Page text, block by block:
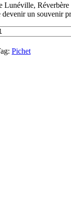
devenir un souvenir
Pichet